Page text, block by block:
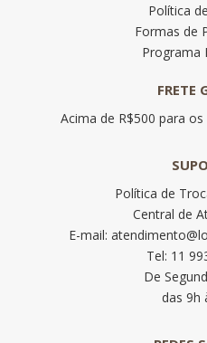
Política
Formas de
Programa
FRETE
Acima de R$500 para os
Política de
Central de
E-mail:
Tel: 11
De
das 9h